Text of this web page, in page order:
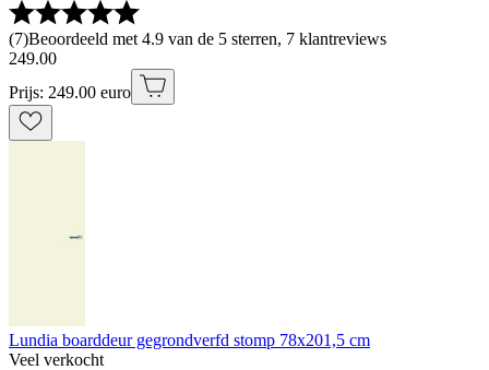
(7)Beoordeeld met 4.9 van de 5 sterren, 7 klantreviews
249.00
Prijs: 249.00 euro
Lundia boarddeur gegrondverfd stomp 78x201,5 cm
Veel verkocht